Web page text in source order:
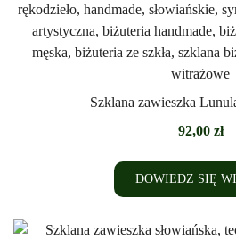
Szklana zawieszka
92,00 zł
DOWIEDZ SIĘ